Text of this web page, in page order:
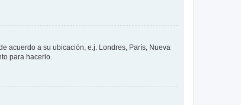
acuerdo a su ubicación, e.j. Londres, París, Nueva
para hacerlo.